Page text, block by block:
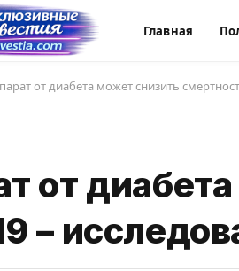
Главная
от диабета может снизить
от
–